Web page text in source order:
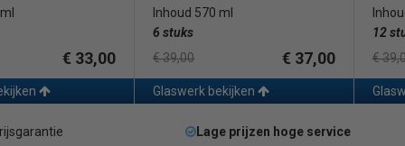
€ 33,00
Inhoud 570 ml
6 stuks
€ 39,00
€ 37,00
Glaswerk bekijken
12
€
Lage prijzen hoge service